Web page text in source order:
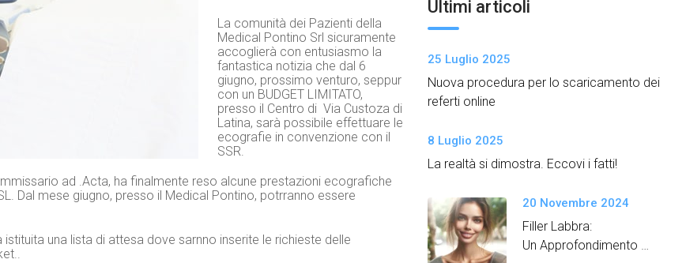
La comunità dei Pazienti della
Medical Pontino Srl sicuramente
accoglierà con entusiasmo la
fantastica notizia che dal 6
giugno, prossimo venturo, seppur
con un BUDGET LIMITATO,
presso il Centro di Via Custoza di
Latina, sarà possibile effettuare le
ecografie in convenzione con il
SSR.
ad .Acta, ha finalmente reso alcune prestazioni ecografiche
Dal mese giugno, presso il Medical Pontino, potrranno essere
una lista di attesa dove sarnno inserite le richieste delle
Ultimi articoli
25 Luglio 2025
Nuova procedura per lo scaricamento dei
referti online
8 Luglio 2025
La realtà si dimostra. Eccovi i fatti!
20 Novembre 2024
Filler Labbra:
Un Approfondimento